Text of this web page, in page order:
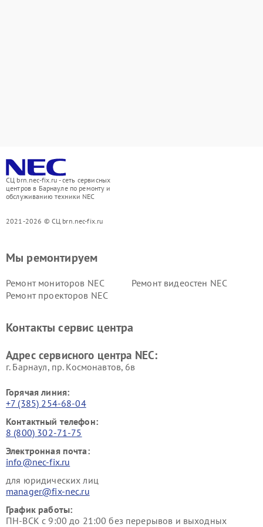
СЦ brn.nec-fix.ru - сеть сервисных
центров в Барнауле по ремонту и
обслуживанию техники NEC
2021-2026 © СЦ brn.nec-fix.ru
Мы ремонтируем
Ремонт мониторов NEC
Ремонт видеостен NEC
Ремонт проекторов NEC
Контакты сервис центра
Адрес сервисного центра NEC:
г. Барнаул, ​пр. Космонавтов, 6в
Горячая линия:
+7 (385) 254-68-04
Контактный телефон:
8 (800) 302-71-75
Электронная почта:
info@nec-fix.ru
для юридических лиц
manager@fix-nec.ru
График работы:
ПН-ВСК с 9:00 до 21:00 без перерывов и выходных